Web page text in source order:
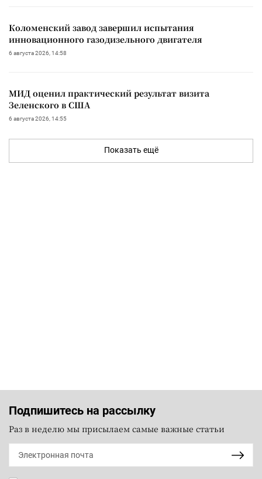
Коломенский завод завершил испытания
инновационного газодизельного двигателя
6 августа 2026, 14:58
МИД оценил практический результат визита
Зеленского в США
6 августа 2026, 14:55
Показать ещё
Подпишитесь на рассылку
Раз в неделю мы присылаем самые важные статьи